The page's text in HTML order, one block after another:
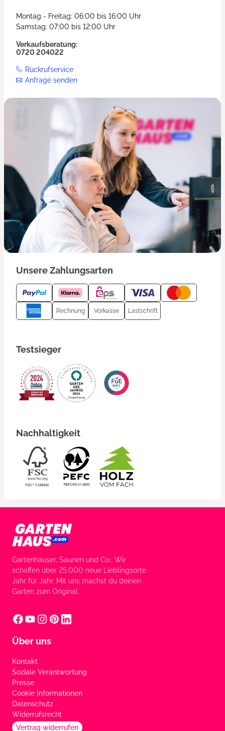
Montag - Freitag: 06:00 bis 16:00 Uhr
Samstag: 07:00 bis 12:00 Uhr
Verkaufsberatung:
0720 204022
Rückrufservice
Anfrage senden
Unsere Zahlungsarten
Rechnung Vorkasse Lastschrift
Testsieger
Nachhaltigkeit
Gartenhäuser, Saunen und Co.: Wir
schaffen über 25.000 neue Lieblingsorte
Jahr für Jahr. Mit uns machst du deinen
Garten zum Original.
Über uns
Kontakt
Soziale Verantwortung
Presse
Cookie Informationen
Datenschutz
Widerrufsrecht
Vertrag widerrufen